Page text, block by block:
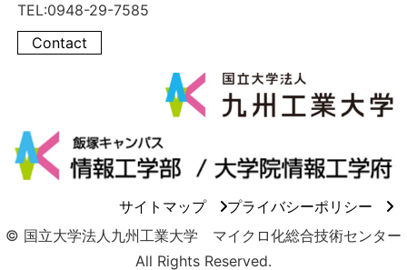
TEL:0948-29-7585
Contact
プライバシーポリシー
サイトマップ
© 国立大学法人九州工業大学 マイクロ化総合技術センター
All Rights Reserved.